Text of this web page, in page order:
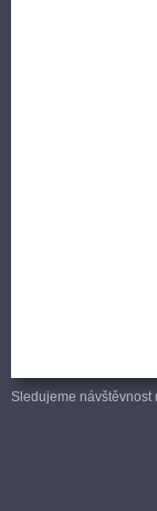
Sledujeme návštěvnost